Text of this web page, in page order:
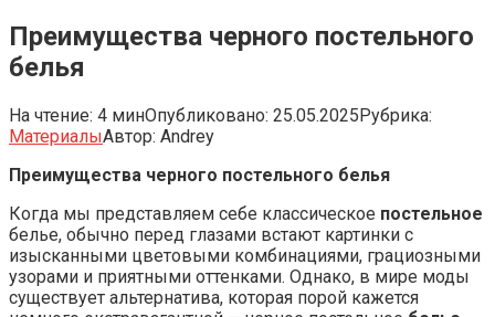
Преимущества черного постельного
белья
На чтение: 4 минОпубликовано: 25.05.2025Рубрика:
МатериалыАвтор: Andrey
Преимущества черного постельного белья
Когда мы представляем себе классическое постельное
белье, обычно перед глазами встают картинки с
изысканными цветовыми комбинациями, грациозными
узорами и приятными оттенками. Однако, в мире моды
существует альтернатива, которая порой кажется